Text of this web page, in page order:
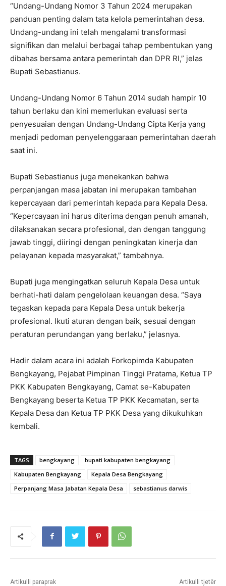
“Undang-Undang Nomor 3 Tahun 2024 merupakan
panduan penting dalam tata kelola pemerintahan desa.
Undang-undang ini telah mengalami transformasi
signifikan dan melalui berbagai tahap pembentukan yang
dibahas bersama antara pemerintah dan DPR RI,” jelas
Bupati Sebastianus.
Undang-Undang Nomor 6 Tahun 2014 sudah hampir 10
tahun berlaku dan kini memerlukan evaluasi serta
penyesuaian dengan Undang-Undang Cipta Kerja yang
menjadi pedoman penyelenggaraan pemerintahan daerah
saat ini.
Bupati Sebastianus juga menekankan bahwa
perpanjangan masa jabatan ini merupakan tambahan
kepercayaan dari pemerintah kepada para Kepala Desa.
“Kepercayaan ini harus diterima dengan penuh amanah,
dilaksanakan secara profesional, dan dengan tanggung
jawab tinggi, diiringi dengan peningkatan kinerja dan
pelayanan kepada masyarakat,” tambahnya.
Bupati juga mengingatkan seluruh Kepala Desa untuk
berhati-hati dalam pengelolaan keuangan desa. “Saya
tegaskan kepada para Kepala Desa untuk bekerja
profesional. Ikuti aturan dengan baik, sesuai dengan
peraturan perundangan yang berlaku,” jelasnya.
Hadir dalam acara ini adalah Forkopimda Kabupaten
Bengkayang, Pejabat Pimpinan Tinggi Pratama, Ketua TP
PKK Kabupaten Bengkayang, Camat se-Kabupaten
Bengkayang beserta Ketua TP PKK Kecamatan, serta
Kepala Desa dan Ketua TP PKK Desa yang dikukuhkan
kembali.
TAGS bengkayang
bupati kabupaten bengkayang
Kabupaten Bengkayang
Kepala Desa Bengkayang
Perpanjang Masa Jabatan Kepala Desa
sebastianus darwis
Artikulli paraprak Artikulli tjetër